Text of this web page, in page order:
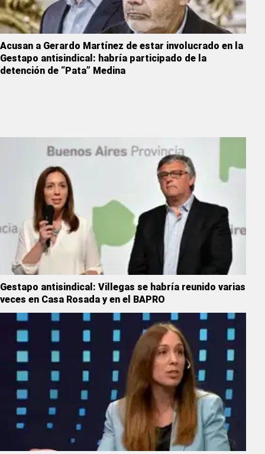
Acusan a Gerardo Martínez de estar involucrado en la
Gestapo antisindical: habría participado de la
detención de “Pata” Medina
Gestapo antisindical: Villegas se habría reunido varias
veces en Casa Rosada y en el BAPRO